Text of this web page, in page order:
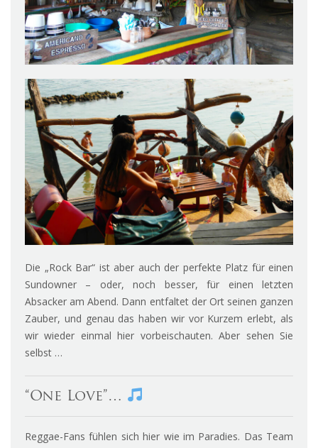
Die „Rock Bar“ ist aber auch der perfekte Platz für einen
Sundowner – oder, noch besser, für einen letzten
Absacker am Abend. Dann entfaltet der Ort seinen ganzen
Zauber, und genau das haben wir vor Kurzem erlebt, als
wir wieder einmal hier vorbeischauten. Aber sehen Sie
selbst …
“One Love”…
Reggae-Fans fühlen sich hier wie im Paradies. Das Team